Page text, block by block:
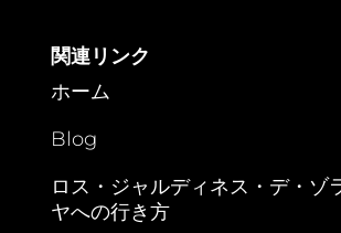
関連リンク
ホーム
Blog
ロス・ジャルディネス・デ・ゾ
ヤへの行き方